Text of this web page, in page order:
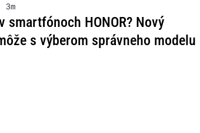
3m
smartfónoch HONOR? Nový
s výberom správneho modelu